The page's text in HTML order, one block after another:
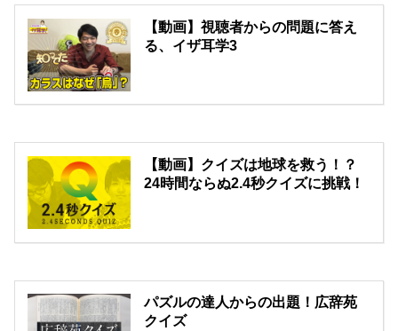
【動画】視聴者からの問題に答え
る、イザ耳学3
【動画】クイズは地球を救う！？
24時間ならぬ2.4秒クイズに挑戦！
パズルの達人からの出題！広辞苑
クイズ